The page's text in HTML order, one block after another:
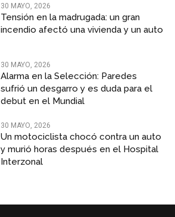
30 MAYO, 2026
Tensión en la madrugada: un gran
incendio afectó una vivienda y un auto
30 MAYO, 2026
Alarma en la Selección: Paredes
sufrió un desgarro y es duda para el
debut en el Mundial
30 MAYO, 2026
Un motociclista chocó contra un auto
y murió horas después en el Hospital
Interzonal